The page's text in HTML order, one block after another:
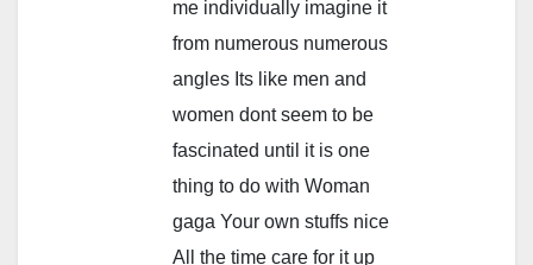
me individually imagine it
from numerous numerous
angles Its like men and
women dont seem to be
fascinated until it is one
thing to do with Woman
gaga Your own stuffs nice
All the time care for it up